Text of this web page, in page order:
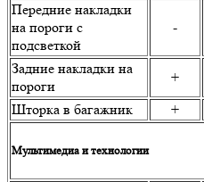
Передние накладки
на пороги с
подсветкой
-
Задние накладки на
пороги
+
Шторка в багажник
+
Мультимедиа и технологии